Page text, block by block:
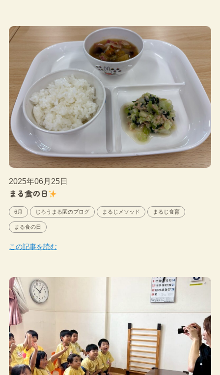
2025年06月25日
まる食の日
6月 じろうまる園のブログ まるじメソッド まるじ食育
まる食の日
この記事を読む